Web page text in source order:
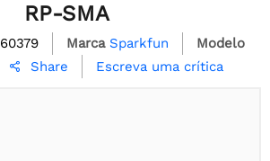
RP-SMA
60379 Marca Sparkfun
Modelo
 Share Escreva uma crítica